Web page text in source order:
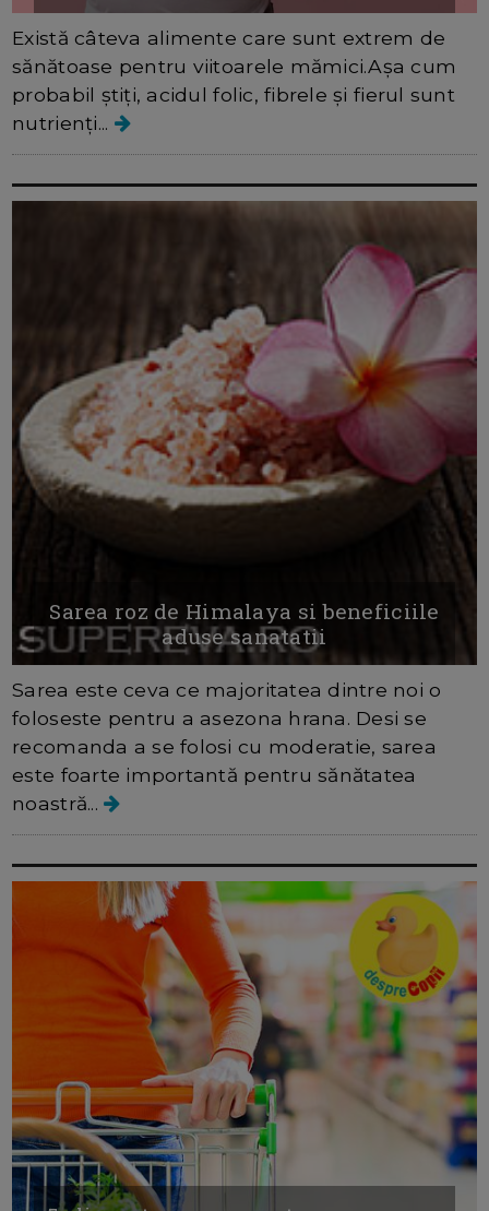
Există câteva alimente care sunt extrem de
sănătoase pentru viitoarele mămici.Așa cum
probabil știți, acidul folic, fibrele și fierul sunt
nutrienți...
Sarea roz de Himalaya si beneficiile
aduse sanatatii
Sarea este ceva ce majoritatea dintre noi o
foloseste pentru a asezona hrana. Desi se
recomanda a se folosi cu moderatie, sarea
este foarte importantă pentru sănătatea
noastră...